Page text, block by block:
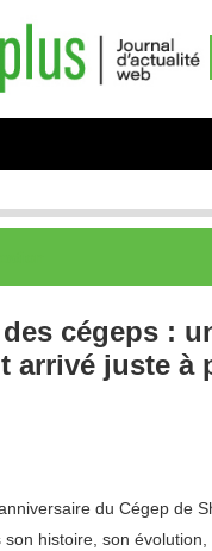
cégeps :
arrivé juste à
du Cégep de
histoire, son évolution,